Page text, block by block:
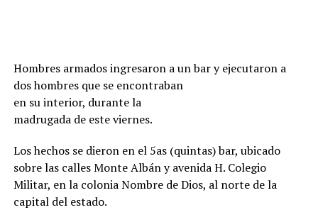
Hombres armados ingresaron a un bary ejecutaron a
dos hombres que se encontraban
en su interior, durante la
madrugada de este viernes.
Los hechos se dieron en el 5as (quintas) bar, ubicado
sobre las calles Monte Albán y avenida H. Colegio
Militar, en la colonia Nombre de Dios, al norte de la
capital del estado.